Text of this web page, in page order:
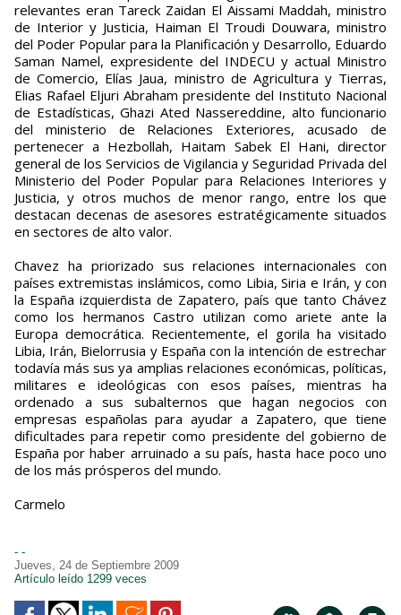
relevantes eran Tareck Zaidan El Aissami Maddah, ministro
de Interior y Justicia, Haiman El Troudi Douwara, ministro
del Poder Popular para la Planificación y Desarrollo, Eduardo
Saman Namel, expresidente del INDECU y actual Ministro
de Comercio, Elías Jaua, ministro de Agricultura y Tierras,
Elias Rafael Eljuri Abraham presidente del Instituto Nacional
de Estadísticas, Ghazi Ated Nassereddine, alto funcionario
del ministerio de Relaciones Exteriores, acusado de
pertenecer a Hezbollah, Haitam Sabek El Hani, director
general de los Servicios de Vigilancia y Seguridad Privada del
Ministerio del Poder Popular para Relaciones Interiores y
Justicia, y otros muchos de menor rango, entre los que
destacan decenas de asesores estratégicamente situados
en sectores de alto valor.
Chavez ha priorizado sus relaciones internacionales con
países extremistas inslámicos, como Libia, Siria e Irán, y con
la España izquierdista de Zapatero, país que tanto Chávez
como los hermanos Castro utilizan como ariete ante la
Europa democrática. Recientemente, el gorila ha visitado
Libia, Irán, Bielorrusia y España con la intención de estrechar
todavía más sus ya amplias relaciones económicas, políticas,
militares e ideológicas con esos países, mientras ha
ordenado a sus subalternos que hagan negocios con
empresas españolas para ayudar a Zapatero, que tiene
dificultades para repetir como presidente del gobierno de
España por haber arruinado a su país, hasta hace poco uno
de los más prósperos del mundo.
Carmelo
- -
Jueves, 24 de Septiembre 2009
Artículo leído 1299 veces